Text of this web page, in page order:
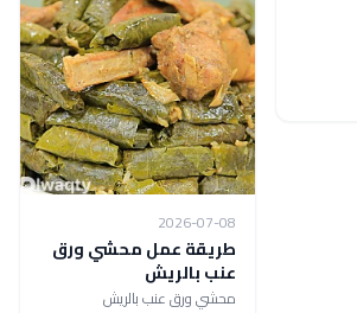
2026-07-08
طريقة عمل محشي ورق
عنب بالريش
محشي ورق عنب بالريش